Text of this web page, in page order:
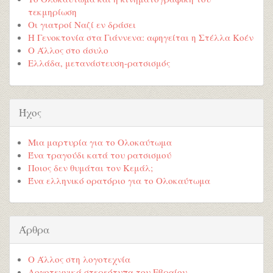
τεκμηρίωση
Οι γιατροί Ναζί εν δράσει
Η Γενοκτονία στα Γιάννενα: αφηγείται η Στέλλα Κοέν
Ο Άλλος στο άσυλο
Ελλάδα, μετανάστευση-ρατσισμός
Ήχος
Μια μαρτυρία για το Ολοκαύτωμα
Ένα τραγούδι κατά του ρατσισμού
Ποιος δεν θυμάται τον Κεμάλ;
Ένα ελληνικό ορατόριο για το Ολοκαύτωμα
Άρθρα
Ο Άλλος στη λογοτεχνία